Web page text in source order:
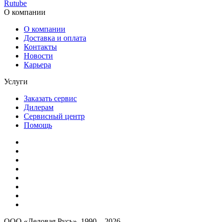
Rutube
О компании
О компании
Доставка и оплата
Контакты
Новости
Карьера
Услуги
Заказать сервис
Дилерам
Сервисный центр
Помощь